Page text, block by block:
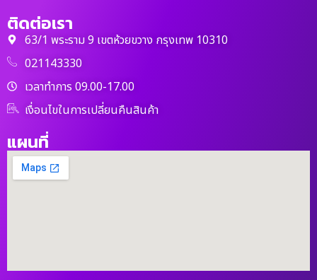
ติดต่อเรา
63/1 พระราม 9 เขตห้วยขวาง กรุงเทพ 10310
021143330
เวลาทำการ 09.00-17.00
เงื่อนไขในการเปลี่ยนคืนสินค้า
แผนที่